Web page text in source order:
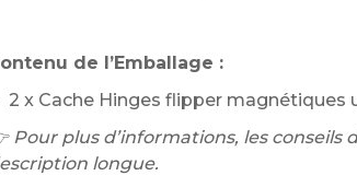
de l’Emballage :
2 x Cache Hinges flipper
Pour plus d’informations, les conseils
longue.